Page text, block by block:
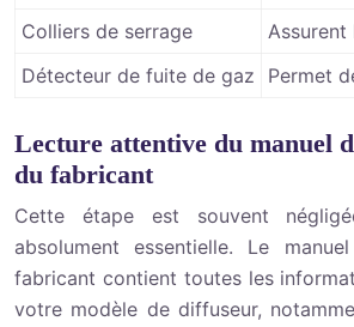
Colliers de serrage
Assurent
Détecteur de fuite de gaz
Permet
Lecture attentive du manuel
du fabricant
Cette étape est souvent
absolument essentielle. Le
fabricant contient toutes les
votre modèle de diffuseur,